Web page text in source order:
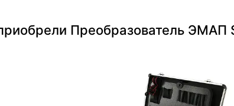
Преобразователь ЭMAП